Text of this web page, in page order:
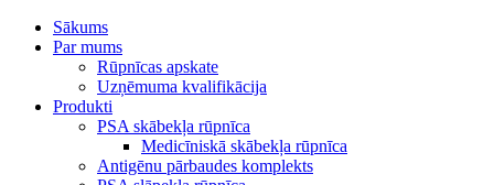
Sākums
Par mums
Rūpnīcas apskate
Uzņēmuma kvalifikācija
Produkti
PSA skābekļa rūpnīca
Medicīniskā skābekļa rūpnīca
Antigēnu pārbaudes komplekts